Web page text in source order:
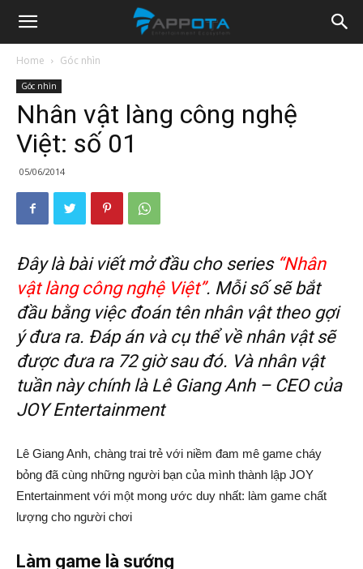
Appota
News
Home Góc nhìn
Góc nhìn
Nhân vật làng công nghệ
Việt: số 01
05/06/2014
Đây là bài viết mở đầu cho series “Nhân
vật làng công nghệ Việt”. Mỗi số sẽ bắt
đầu bằng việc đoán tên nhân vật theo gợi
ý đưa ra. Đáp án và cụ thể về nhân vật sẽ
được đưa ra 72 giờ sau đó. Và nhân vật
tuần này chính là Lê Giang Anh – CEO của
JOY Entertainment
Lê Giang Anh, chàng trai trẻ với niềm đam mê game cháy
bỏng đã cùng những người bạn của mình thành lập JOY
Entertainment với một mong ước duy nhất: làm game chất
lượng cho người chơi
Làm game là sướng